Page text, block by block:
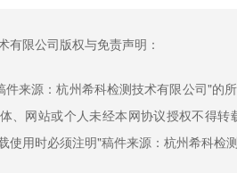
有限公司版权与免责声明：
来源：杭州希科检测技术有限公司"的
、网站或个人未经本网协议授权不得
使用时必须注明"稿件来源：杭州希科检